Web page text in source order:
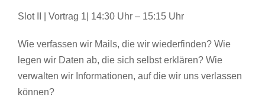
Slot II | Vortrag 1| 14:30 Uhr – 15:15 Uhr
Wie verfassen wir Mails, die wir wiederfinden? Wie
legen wir Daten ab, die sich selbst erklären? Wie
verwalten wir Informationen, auf die wir uns verlassen
können?